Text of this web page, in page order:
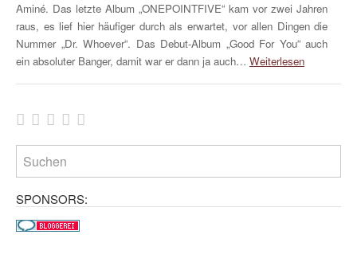
Aminé. Das letzte Album „ONEPOINTFIVE“ kam vor zwei Jahren
raus, es lief hier häufiger durch als erwartet, vor allen Dingen die
Nummer „Dr. Whoever“. Das Debut-Album „Good For You“ auch
ein absoluter Banger, damit war er dann ja auch… Weiterlesen
SPONSORS: